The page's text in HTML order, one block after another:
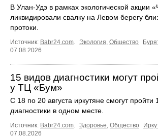
В Улан-Удэ в рамках экологической акции
ликвидировали свалку на Левом берегу
протоки.
Источник: Babr24.com Экология Общество
07.08.2026
15 видов диагностики могут
у ТЦ «Бум»
С 18 по 20 августа иркутяне смогут пройти
диагностики в одном месте.
Источник: Babr24.com. Здоровье, Общество
07.08.2026